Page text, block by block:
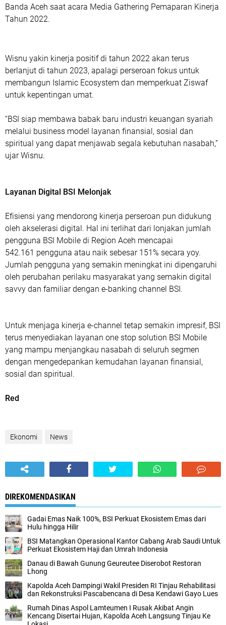
Banda Aceh saat acara Media Gathering Pemaparan Kinerja
Tahun 2022.
Wisnu yakin kinerja positif di tahun 2022 akan terus
berlanjut di tahun 2023, apalagi perseroan fokus untuk
membangun Islamic Ecosystem dan memperkuat Ziswaf
untuk kepentingan umat.
“BSI siap membawa babak baru industri keuangan syariah
melalui business model layanan finansial, sosial dan
spiritual yang dapat menjawab segala kebutuhan nasabah,”
ujar Wisnu.
Layanan Digital BSI Melonjak
Efisiensi yang mendorong kinerja perseroan pun didukung
oleh akselerasi digital. Hal ini terlihat dari lonjakan jumlah
pengguna BSI Mobile di Region Aceh mencapai
542.161 pengguna atau naik sebesar 151% secara yoy.
Jumlah pengguna yang semakin meningkat ini dipengaruhi
oleh perubahan perilaku masyarakat yang semakin digital
savvy dan familiar dengan e-banking channel BSI.
Untuk menjaga kinerja e-channel tetap semakin impresif, BSI
terus menyediakan layanan one stop solution BSI Mobile
yang mampu menjangkau nasabah di seluruh segmen
dengan mengedepankan kemudahan layanan finansial,
sosial dan spiritual.
Red
Ekonomi News
DIREKOMENDASIKAN
Gadai Emas Naik 100%, BSI Perkuat Ekosistem Emas dari
Hulu hingga Hilir
BSI Matangkan Operasional Kantor Cabang Arab Saudi Untuk
Perkuat Ekosistem Haji dan Umrah Indonesia
Danau di Bawah Gunung Geureutee Diserobot Restoran
Lhong
Kapolda Aceh Dampingi Wakil Presiden RI Tinjau Rehabilitasi
dan Rekonstruksi Pascabencana di Desa Kendawi Gayo Lues
Rumah Dinas Aspol Lamteumen I Rusak Akibat Angin
Kencang Disertai Hujan, Kapolda Aceh Langsung Tinjau Ke